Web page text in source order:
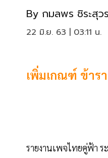
By กมลพร ชิระสุ
22 มิ.ย. 63 | 03:11 น.
เพิ่มเกณฑ์ ข้าร
รายงานเพจไทยคู่ฟ้า